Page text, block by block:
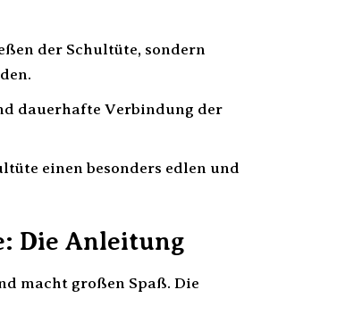
der Schultüte, sondern
dauerhafte Verbindung der
einen besonders edlen und
Die Anleitung
macht großen Spaß. Die